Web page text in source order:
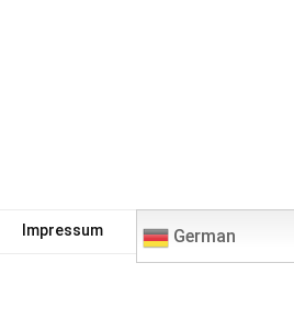
Impressum German